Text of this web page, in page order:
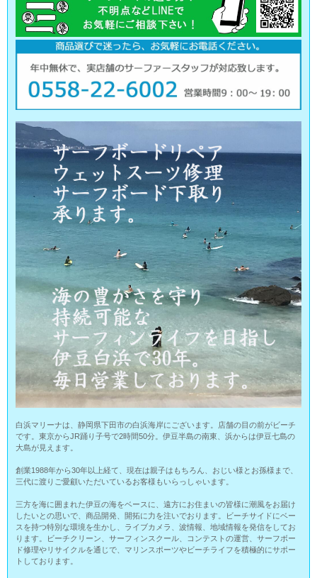
白浜マリーナは、静岡県下田市の白浜海岸にございます。店舗の目の前がビーチ
です。東京からJR踊り子号で2時間50分。伊豆半島の南東、浜からは伊豆七島の
大島が見えます。
創業1988年から30年以上経て、現在は親子はもちろん、おじい様とお孫様まで、
三代に渡りご愛顧いただいているお客様もいらっしゃいます。
三方を海に囲まれた伊豆の海をベースに、遠方にお住まいの皆様に潮風をお届け
したいとの思いで、商品開発、開拓に力を注いでおります。ビーチサイドにベー
スを持つ特別な環境を生かし、ライブカメラ、波情報、地域情報を発信をしてお
ります。ビーチクリーン、サーフィンスクール、コンテストの運営、サーフボー
ド修理やリサイクルを通じで、マリンスポーツやビーチライフを積極的にサポー
トしております。